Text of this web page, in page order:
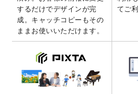
方法」を公開いたし
2026/4/21
アクリルキーホルダ
ート を追加いたしま
りました！
2025/12/22
【新商品】アクリル
きるようになりました
するだけでデザインが完
成。キャッチコピーもその
ままお使いいただけます。
てご